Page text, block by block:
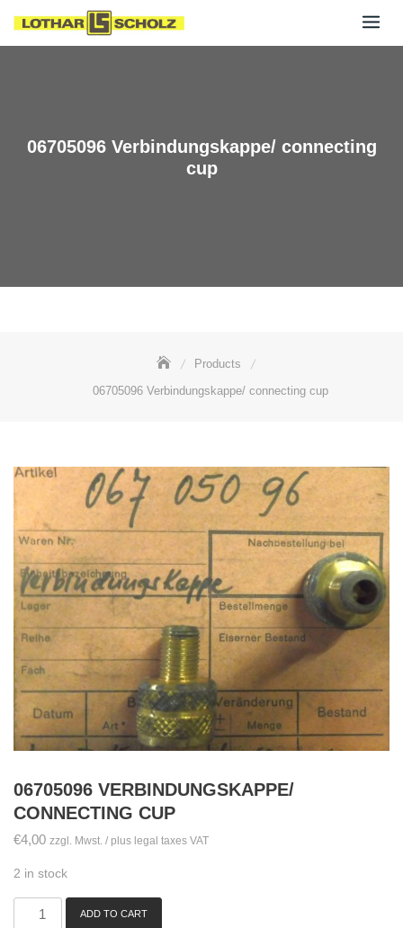
06705096 Verbindungskappe/ connecting
cup
Products
06705096 Verbindungskappe/ connecting cup
06705096 VERBINDUNGSKAPPE/
CONNECTING CUP
€4,00 zzgl. Mwst. / plus legal taxes VAT
2 in stock
06705096
ADD TO CART